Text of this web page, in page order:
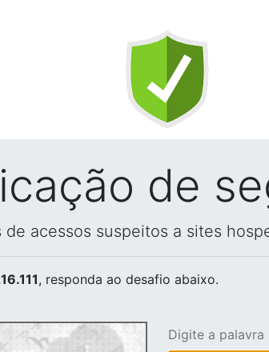
de
acessos suspeitos a sites
, responda ao desafio abaixo.
Digite a